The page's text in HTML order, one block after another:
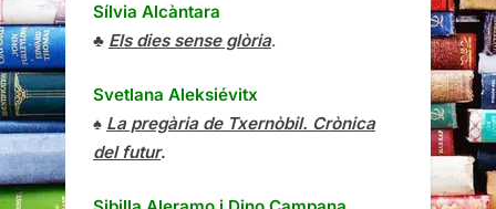
Sílvia Alcàntara
♣ Els dies sense glòria.
Svetlana Aleksiévitx
♠ La pregària de Txernòbil. Crònica
del futur.